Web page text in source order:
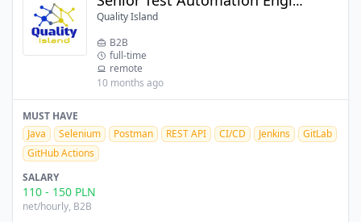
Quality Island
B2B
full-time
remote
10 months ago
MUST HAVE
Java
Selenium Postman REST API CI/CD Jenkins
GitLab
GitHub Actions
SALARY
110 - 150 PLN
net/hourly, B2B